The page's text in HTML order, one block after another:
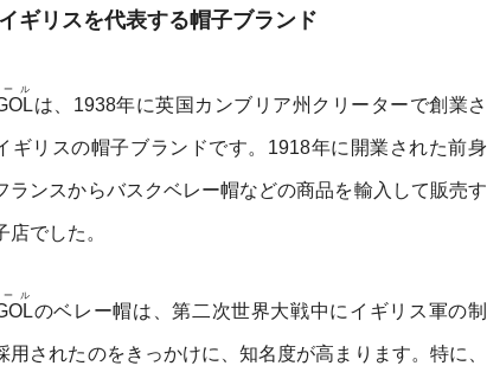
ギリスを代表する帽子ブランド
ル
は、1938年に英国カンブリア州クリーターで創業さ
ギリスの帽子ブランドです。1918年に開業された前身
ランスからバスクベレー帽などの商品を輸入して販売す
店でした。
ル
のベレー帽は、第二次世界大戦中にイギリス軍の制
用されたのをきっかけに、知名度が高まります。特に、